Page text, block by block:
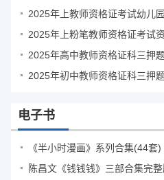
2025年上教师资格证考试幼儿
2025年上粉笔教师资格证考试
2025年高中教师资格证科三押
2025年初中教师资格证科三押
电子书
《半小时漫画》系列合集(44套)
陈昌文《钱钱钱》三部合集完整